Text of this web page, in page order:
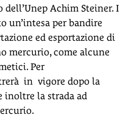
Achim Steiner. I
un’intesa per bandire
ed esportazione di
mercurio, come alcune
Per
in vigore dopo la
inoltre la strada ad